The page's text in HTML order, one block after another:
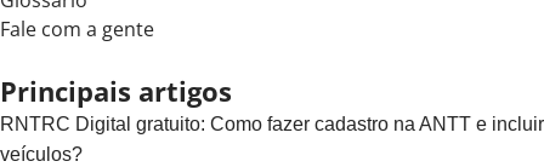
Fale com a gente
Principais artigos
RNTRC Digital gratuito: Como fazer cadastro na ANTT e incluir
veículos?